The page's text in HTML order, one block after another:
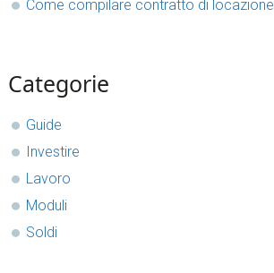
Come compilare contratto di locazione
sidebar
Blog
Categorie
Guide
Investire
Lavoro
Moduli
Soldi